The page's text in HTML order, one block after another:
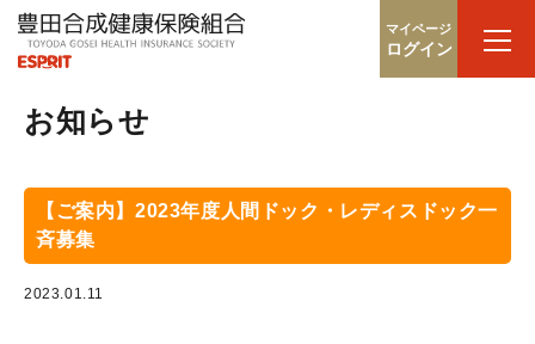
マイページ
ログイン
お知らせ
【ご案内】2023年度人間ドック・レディスドック一
斉募集
2023.01.11